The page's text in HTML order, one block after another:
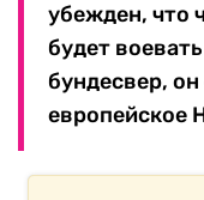
убежден, что
будет
бундесвер,
европейское